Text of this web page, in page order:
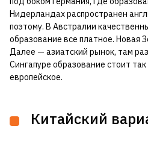
Нидерландах распространен
поэтому. В Австралии
образование все платное. Новая
Далее — азиатский рынок, там
Сингапуре образование стоит
европейское.
Китайский